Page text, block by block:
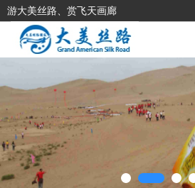
游大美丝路、赏飞天画廊